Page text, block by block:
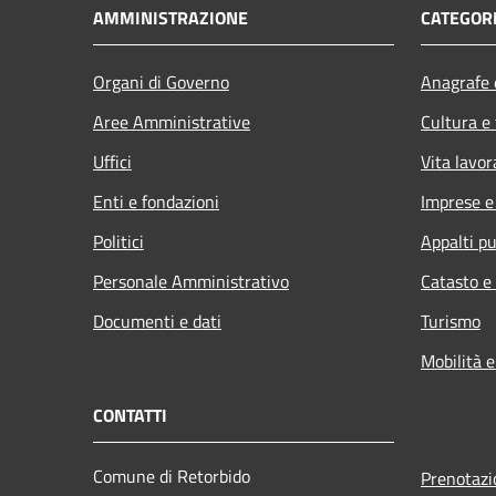
AMMINISTRAZIONE
Organi di Governo
Aree Amministrative
Uffici
Enti e fondazioni
Politici
Personale Amministrativo
Documenti e dati
Cultura
Vita
Imprese
Appalti
Catasto
Turismo
Mobilità
CONTATTI
Comune di Retorbido